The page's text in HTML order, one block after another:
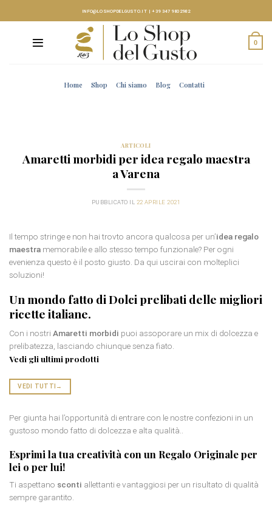
INFO@LOSHOPDELGUSTO.IT |+39 347 9802982
0
Home Shop Chi siamo Blog Contatti
ARTICOLI
Amaretti morbidi per idea regalo maestra
a Varena
PUBBLICATO IL 22 APRILE 2021
Il tempo stringe e non hai trovto ancora qualcosa per un’idea regalo
maestra memorabile e allo stesso tempo funzionale? Per ogni
evenienza questo è il posto giusto. Da qui uscirai con molteplici
soluzioni!
Un mondo fatto diDolci prelibatidelle migliori
ricette italiane.
Con i nostri Amaretti morbidi puoi assoporare un mix di dolcezza e
prelibatezza, lasciando chiunque senza fiato.
Vedi gli ultimi prodotti
VEDI TUTTI →
Per giunta hai l’opportunità di entrare con le nostre confezioni in un
gustoso mondo fatto di dolcezza e alta qualità..
Esprimi la tua creatività con un Regalo Originale per
lei o per lui!
Ti aspettano sconti allettanti e vantaggiosi per un risultato di qualità
sempre garantito.